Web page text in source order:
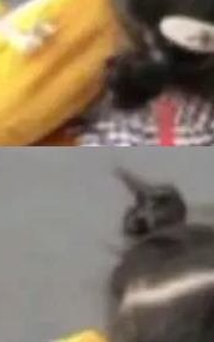
部纹
文文字
项都
。」
有 Ub
纠结
rust-
责查
间只
原因
联合
自我
过
方更
扩
直
8T
3T
着 #